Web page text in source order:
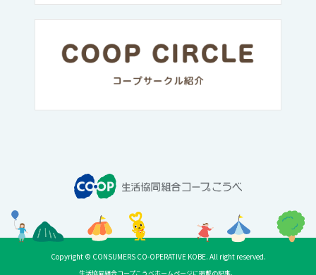
Copyright © CONSUMERS CO-OPERATIVE KOBE. All right reserved.